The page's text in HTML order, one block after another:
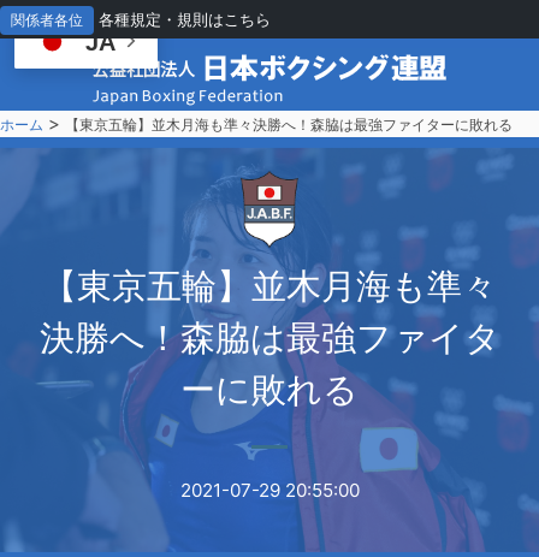
関係者各位 各種規定・規則はこちら
ホーム > 【東京五輪】並木月海も準々決勝へ！森脇は最強ファイターに敗れる
【東京五輪】並木月海も準々
決勝へ！森脇は最強ファイタ
ーに敗れる
2021-07-29 20:55:00
JA